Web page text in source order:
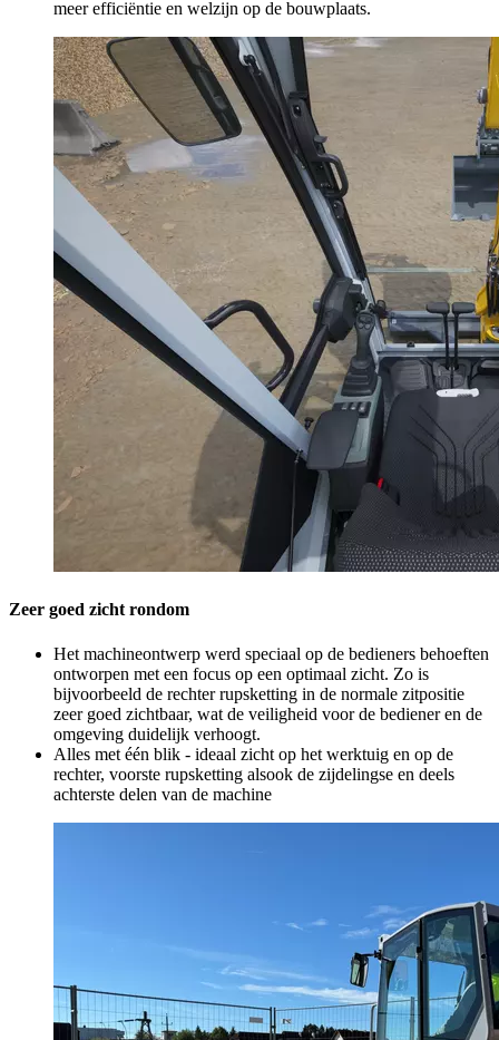
meer efficiëntie en welzijn op de bouwplaats.
Zeer goed zicht rondom
Het machineontwerp werd speciaal op de bedieners behoeften
ontworpen met een focus op een optimaal zicht. Zo is
bijvoorbeeld de rechter rupsketting in de normale zitpositie
zeer goed zichtbaar, wat de veiligheid voor de bediener en de
omgeving duidelijk verhoogt.
Alles met één blik - ideaal zicht op het werktuig en op de
rechter, voorste rupsketting alsook de zijdelingse en deels
achterste delen van de machine